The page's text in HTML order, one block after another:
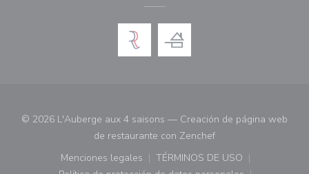
© 2026 L'Auberge aux 4 saisons — Creación de página web
de restaurante con Zenchef((abre en una nueva
Menciones legales
((abre en una nueva ventana))
TÉRMINOS DE USO
((abre en una nueva